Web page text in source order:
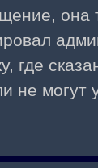
она
где
не могут